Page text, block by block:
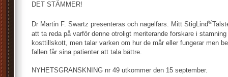
DET STÄMMER!
Dr Martin F. Swartz presenteras och nagelfars. Mitt StigLind©
att ta reda på varför denne otroligt meriterande forskare i
kosttillskott, men talar varken om hur de mår eller fungerar men
fallen får sina patienter att tala bättre.
NYHETSGRANSKNING nr 49 utkommer den 15 september.